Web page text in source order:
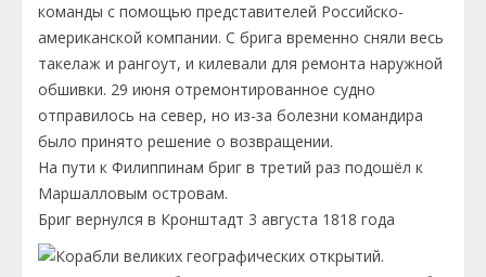
команды с помощью представителей Российско-
американской компании. С брига временно сняли весь
такелаж и рангоут, и килевали для ремонта наружной
обшивки. 29 июня отремонтированное судно
отправилось на север, но из-за болезни командира
было принято решение о возвращении.
На пути к Филиппинам бриг в третий раз подошёл к
Маршалловым островам.
Бриг вернулся в Кронштадт 3 августа 1818 года